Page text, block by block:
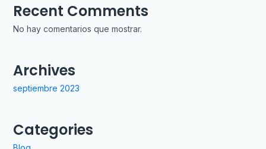
Recent Comments
No hay comentarios que mostrar.
Archives
septiembre 2023
Categories